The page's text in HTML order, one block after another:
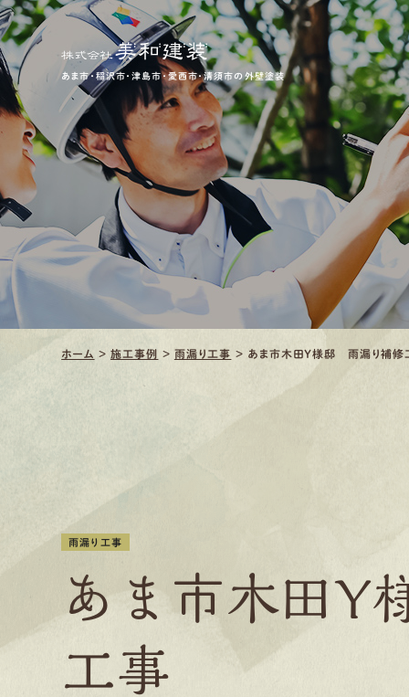
あま市・稲沢市・津島市・愛西市・清須市の外壁塗装
ホーム > 施工事例 > 雨漏り工事 > あま市木田Ｙ様邸 雨漏り補修
雨漏り工事
あま市木田
工事